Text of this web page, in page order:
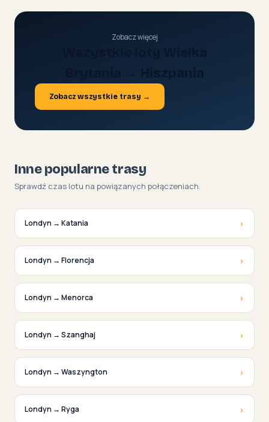
Zobacz więcej
Brytania → Hiszpania
Zobacz wszystkie trasy →
Inne popularne trasy
Sprawdź czas lotu na powiązanych połączeniach.
Londyn → Katania ›
Londyn → Florencja ›
Londyn → Menorca ›
Londyn → Szanghaj ›
Londyn → Waszyngton ›
Londyn → Ryga ›